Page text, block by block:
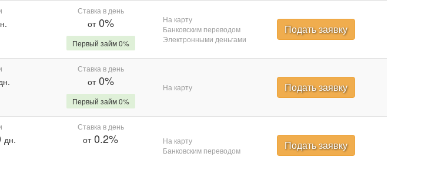
Ставка в день
от0%
Первый займ 0%
На карту
Банковским переводом
Электронными деньгами
Подать заявку
Ставка в день
от0%
Первый займ 0%
На карту Подать заявку
дн.
Ставка в день
от0.2%
На карту
Банковским переводом
Подать заявку